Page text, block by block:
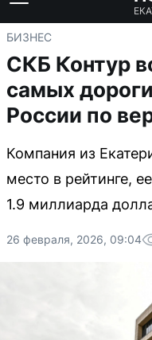
БИЗНЕС
СКБ Контур
самых
России по
Компания из
место в рейтинге,
1.9 миллиарда
26 февраля, 2026, 09:04